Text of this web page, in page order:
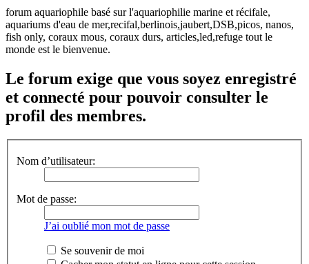
forum aquariophile basé sur l'aquariophilie marine et récifale,
aquariums d'eau de mer,recifal,berlinois,jaubert,DSB,picos, nanos,
fish only, coraux mous, coraux durs, articles,led,refuge tout le
monde est le bienvenue.
Le forum exige que vous soyez enregistré
et connecté pour pouvoir consulter le
profil des membres.
Nom d’utilisateur:
Mot de passe:
J’ai oublié mon mot de passe
Se souvenir de moi